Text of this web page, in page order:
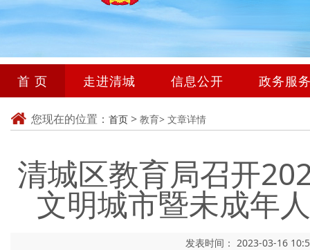
首 页 走进清城 信息公开 政务服
您现在的位置： 首页 > 教育> 文章详情
清城区教育局召开
文明城市暨未成年
发表时间： 2023-03-16